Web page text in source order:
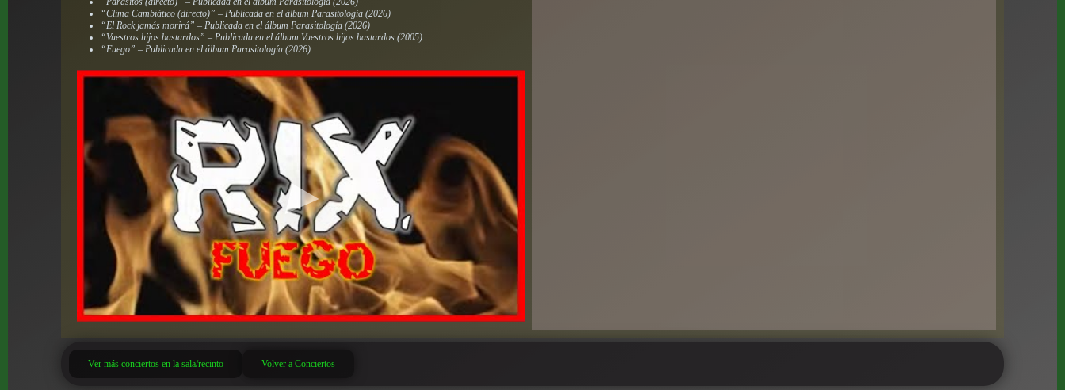
“Clima Cambiático (directo)” – Publicada en el álbum Parasitología (2026)
“El Rock jamás morirá” – Publicada en el álbum Parasitología (2026)
“Vuestros hijos bastardos” – Publicada en el álbumVuestros hijos bastardos (2005)
“Fuego” – Publicada en el álbum Parasitología (2026)
Ver más conciertos en la sala/recinto Volver a Conciertos